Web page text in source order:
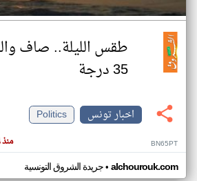
طقس الليلة.. صاف
35 درجة
اخبار تونس
Politics
منذ ٦ دقائق BN65PT
جريدة الشروق التونسية• alchourouk.com